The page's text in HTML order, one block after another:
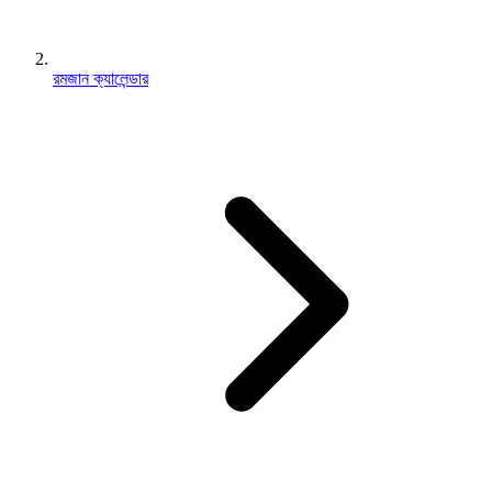
রমজান ক্যালেন্ডার